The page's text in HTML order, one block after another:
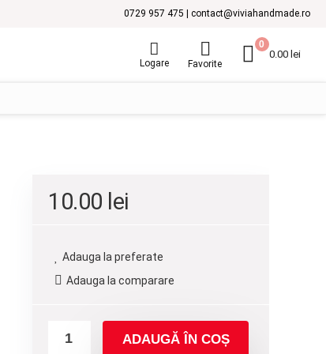
0729 957 475 | contact@viviahandmade.ro
Logare Favorite
0
0.00 lei
10.00 lei
Adauga la preferate
Adauga la comparare
ADAUGĂ ÎN COȘ